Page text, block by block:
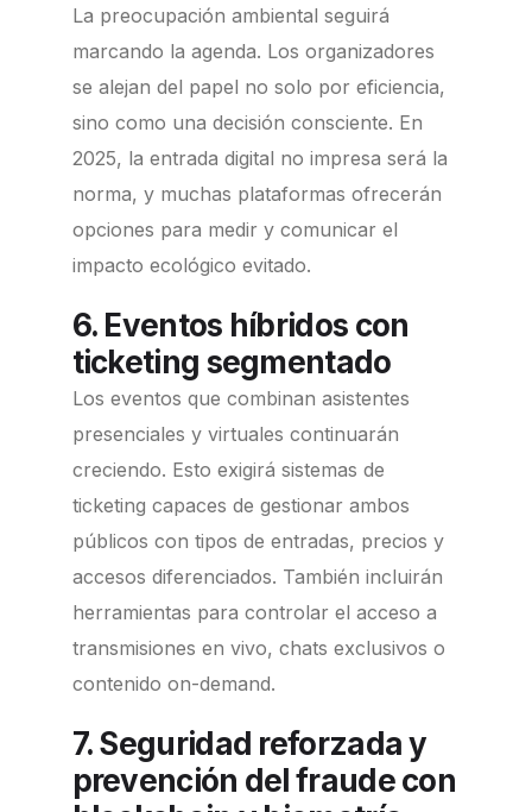
La preocupación ambiental seguirá
marcando la agenda. Los organizadores
se alejan del papel no solo por eficiencia,
sino como una decisión consciente. En
2025, la entrada digital no impresa será la
norma, y muchas plataformas ofrecerán
opciones para medir y comunicar el
impacto ecológico evitado.
6. Eventos híbridos con
ticketing segmentado
Los eventos que combinan asistentes
presenciales y virtuales continuarán
creciendo. Esto exigirá sistemas de
ticketing capaces de gestionar ambos
públicos con tipos de entradas, precios y
accesos diferenciados. También incluirán
herramientas para controlar el acceso a
transmisiones en vivo, chats exclusivos o
contenido on-demand.
7. Seguridad reforzada y
prevención del fraude con